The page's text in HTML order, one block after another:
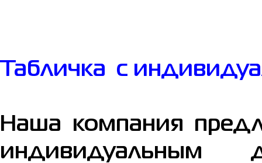
Табличка с
Наша компания